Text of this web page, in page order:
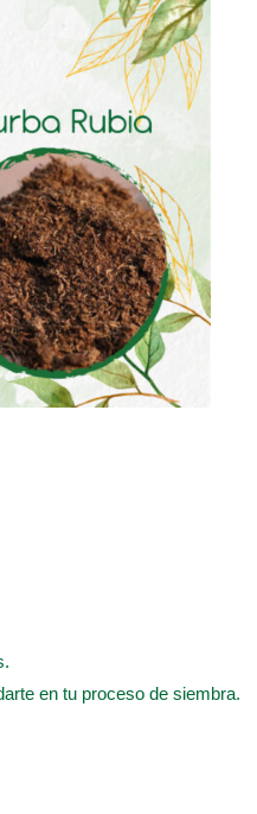
en tu proceso de siembra.